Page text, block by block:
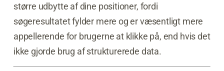
større udbytte af dine positioner, fordi
søgeresultatet fylder mere og er væsentligt mere
appellerende for brugerne at klikke på, end hvis det
ikke gjorde brug af strukturerede data.